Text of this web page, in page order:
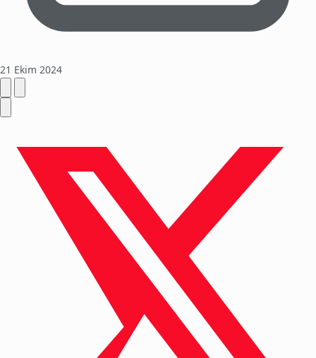
21 Ekim 2024